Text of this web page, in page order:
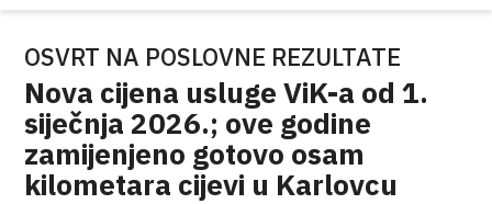
OSVRT NA POSLOVNE REZULTATE
Nova cijena usluge ViK-a od 1.
siječnja 2026.; ove godine
zamijenjeno gotovo osam
kilometara cijevi u Karlovcu